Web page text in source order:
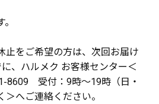
をご希望の方は、次回お届け
、ハルメク お客様センター＜
8609 受付：9時～19時（日・
へご連絡ください。